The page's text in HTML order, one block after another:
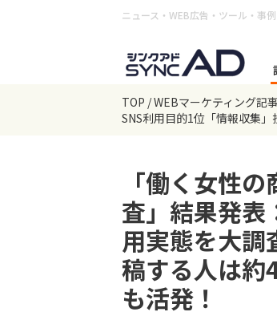
ニュース・WEB広告・ツール・事
TOP WEBマーケティング記
SNS利用目的1位「情報収集
「働く女性
査」結果発表
用実態を大調
稿する人は約
も活発！